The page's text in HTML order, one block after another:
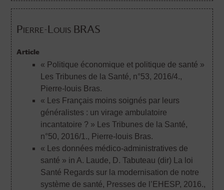
Pierre-Louis BRAS
Article
« Politique économique et politique de santé »
Les Tribunes de la Santé, n°53, 2016/4.,
Pierre-louis Bras.
« Les Français moins soignés par leurs
généralistes : un virage ambulatoire
incantatoire ? » Les Tribunes de la Santé,
n°50, 2016/1., Pierre-louis Bras.
« Les données médico-administratives de
santé » in A. Laude, D. Tabuteau (dir) La loi
Santé Regards sur la modernisation de notre
système de santé, Presses de l’EHESP, 2016.,